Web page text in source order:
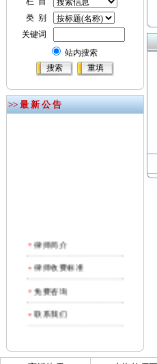
类 别
关键词
站内搜索
>> 最 新 公 告
律师简介
律师收费标准
免费咨询
联系我们